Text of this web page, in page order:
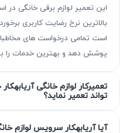
مزیت‌ آریابهکار برای
آریابهکار بیش
گارانتی ۹۰ تا
این تعمیر لوازم برقی خانگی
بالاترین نرخ رضایت کاربری
است تمامی درخواست های
پوشش دهد و بهترین خدمات را به
تعمیرکار لوازم خانگی
تواند تعمیر نماید؟
آیا آریابهکار سرویس لوازم